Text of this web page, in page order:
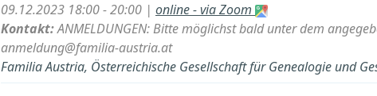
09.12.2023 18:00 - 20:00 | online - via Zoom
Kontakt:ANMELDUNGEN: Bitte möglichst bald unter dem
anmeldung@familia-austria.at
Familia Austria, Österreichische Gesellschaft für Genealogie und